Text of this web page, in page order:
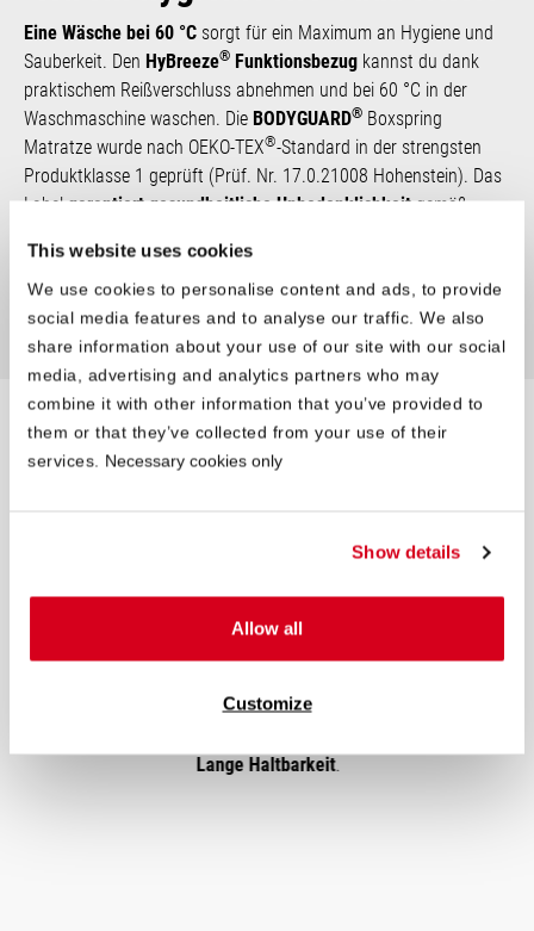
This website uses cookies
We use cookies to personalise content and ads, to provide
social media features and to analyse our traffic. We also
share information about your use of our site with our social
media, advertising and analytics partners who may
combine it with other information that you’ve provided to
them or that they’ve collected from your use of their
services. Necessary cookies only
Show details
Allow all
Customize
Eine Wäsche bei 60 °C sorgt für ein Maxi­mum an Hygiene und
Sauber­keit. Den HyBreeze® Funktionsbezug kannst du dank
praktischem Reißverschluss abnehmen und bei 60 °C in der
Wasch­maschine waschen. Die BODYGUARD® Boxspring
Matratze wurde nach OEKO-TEX®-Standard in der strengsten
Produktklasse 1 geprüft (Prüf. Nr. 17.0.21008 Hohenstein). Das
Labelgarantiert gesundheitliche Unbedenklichkeitgemäß
Die BODYGUARD ®Leistung
10 Jahre Garantie
Lange Haltbarkeit.